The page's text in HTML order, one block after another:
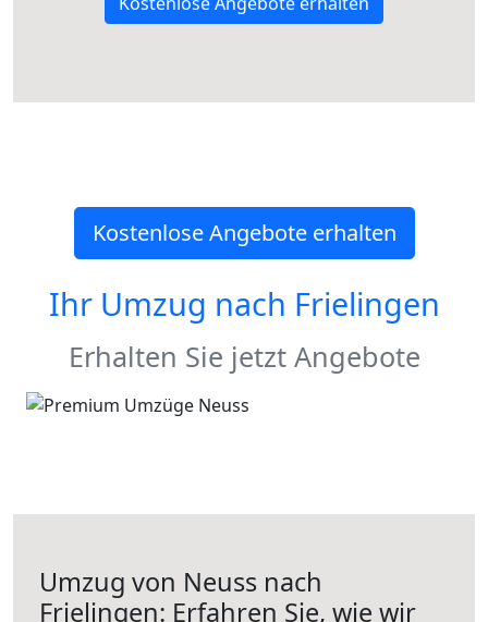
Kostenlose Angebote erhalten
Ihr Umzug nach Frielingen
Erhalten Sie jetzt Angebote
Umzug von Neuss nach
Frielingen: Erfahren Sie, wie wir